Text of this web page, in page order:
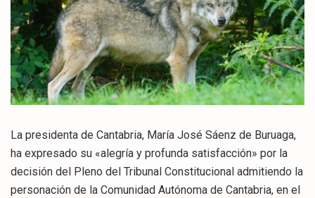
La presidenta de Cantabria, María José Sáenz de Buruaga,
ha expresado su «alegría y profunda satisfacción» por la
decisión del Pleno del Tribunal Constitucional admitiendo la
personación de la Comunidad Autónoma de Cantabria, en el